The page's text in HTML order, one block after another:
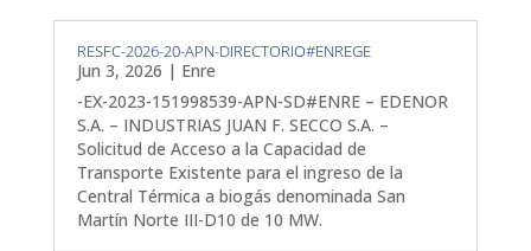
RESFC-2026-20-APN-DIRECTORIO#ENREGE
Jun 3, 2026 | Enre
-EX-2023-151998539-APN-SD#ENRE – EDENOR
S.A. – INDUSTRIAS JUAN F. SECCO S.A. –
Solicitud de Acceso a la Capacidad de
Transporte Existente para el ingreso de la
Central Térmica a biogás denominada San
Martín Norte III-D10 de 10 MW.